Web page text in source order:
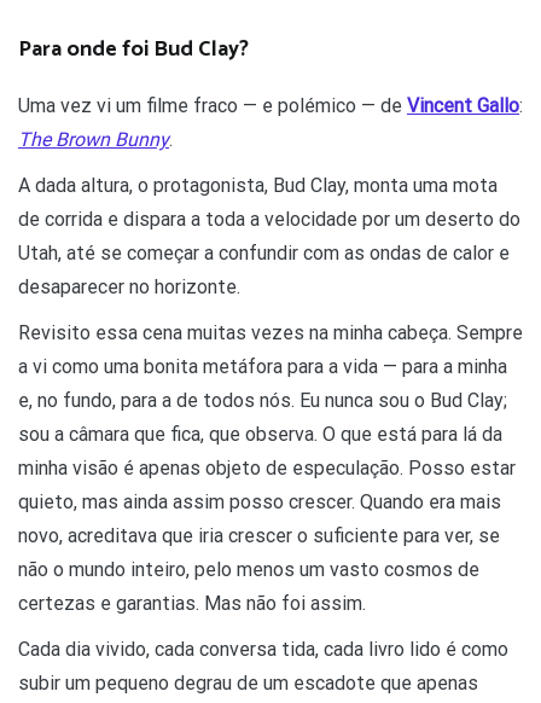
Para onde foi Bud Clay?
Uma vez vi um filme fraco — e polémico — de Vincent Gallo:
The Brown Bunny.
A dada altura, o protagonista, Bud Clay, monta uma mota
de corrida e dispara a toda a velocidade por um deserto do
Utah, até se começar a confundir com as ondas de calor e
desaparecer no horizonte.
Revisito essa cena muitas vezes na minha cabeça. Sempre
a vi como uma bonita metáfora para a vida — para a minha
e, no fundo, para a de todos nós. Eu nunca sou o Bud Clay;
sou a câmara que fica, que observa. O que está para lá da
minha visão é apenas objeto de especulação. Posso estar
quieto, mas ainda assim posso crescer. Quando era mais
novo, acreditava que iria crescer o suficiente para ver, se
não o mundo inteiro, pelo menos um vasto cosmos de
certezas e garantias. Mas não foi assim.
Cada dia vivido, cada conversa tida, cada livro lido é como
subir um pequeno degrau de um escadote que apenas